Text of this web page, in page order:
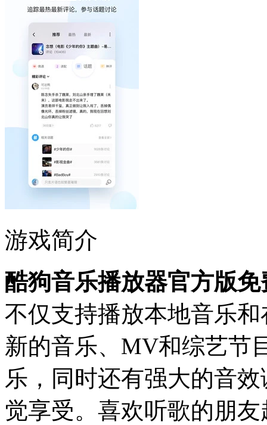
游戏简介
酷狗音乐播放器官方版免
不仅支持播放本地音乐
新的音乐、MV和综艺节
乐，同时还有强大的音
觉享受。喜欢听歌的朋